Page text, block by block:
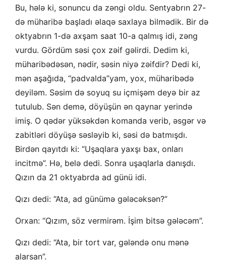
Bu, hələ ki, sonuncu da zəngi oldu. Sentyabrın 27-
də müharibə başladı əlaqə saxlaya bilmədik. Bir də
oktyabrın 1-də axşam saat 10-a qalmış idi, zəng
vurdu. Gördüm səsi çox zəif gəlirdi. Dedim ki,
müharibədəsən, nədir, səsin niyə zəifdir? Dedi ki,
mən aşağıda, “padvalda”yam, yox, müharibədə
deyiləm. Səsim də soyuq su içmişəm deyə bir az
tutulub. Sən demə, döyüşün ən qaynar yerində
imiş. O qədər yüksəkdən komanda verib, əsgər və
zabitləri döyüşə səsləyib ki, səsi də batmışdı.
Birdən qayıtdı ki: “Uşaqlara yaxşı bax, onları
incitmə”. Hə, belə dedi. Sonra uşaqlarla danışdı.
Qızın da 21 oktyabrda ad günü idi.
Qızı dedi: “Ata, ad günümə gələcəksən?”
Orxan: “Qızım, söz vermirəm. İşim bitsə gələcəm”.
Qızı dedi: “Ata, bir tort var, gələndə onu mənə
alarsan”.